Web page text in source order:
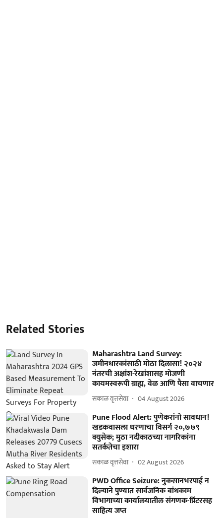
Related Stories
Maharashtra Land Survey:
जमीनधारकांसाठी मोठा दिलासा! २०२४
नंतरची अक्षांश-रेखांशासह मोजणी
कायमस्वरूपी ग्राह्य, वेळ आणि पैसा वाचणार
सकाळ वृत्तसेवा 04 August 2026
Pune Flood Alert: पुणेकरांनो सावधान!
खडकवासला धरणाचा विसर्ग २०,७७९
क्युसेक; मुठा नदीकाठच्या नागरिकांना
सतर्कतेचा इशारा
सकाळ वृत्तसेवा 02 August 2026
PWD Office Seizure: नुकसानभरपाई न
दिल्याने पुण्यात सार्वजनिक बांधकाम
विभागाच्या कार्यालयातील संगणक-प्रिंटरसह
साहित्य जप्त